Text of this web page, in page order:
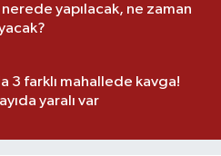
yapılacak, ne zaman
3 farklı mahallede kavga!
yaralı var